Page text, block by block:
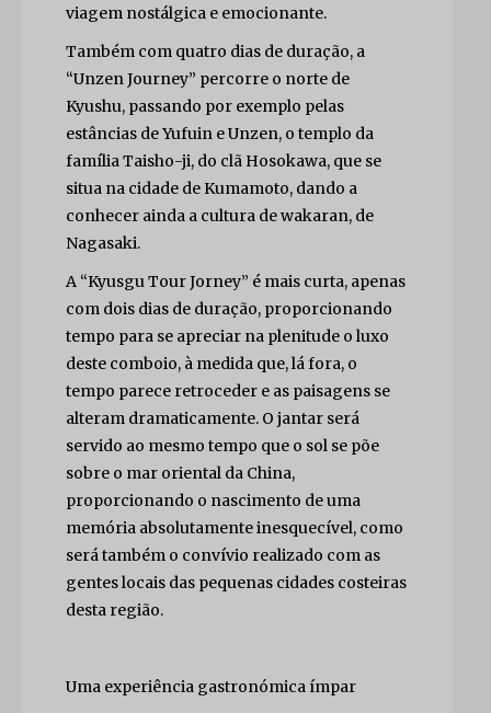
viagem nostálgica e emocionante.
Também com quatro dias de duração, a
“Unzen Journey” percorre o norte de
Kyushu, passando por exemplo pelas
estâncias de Yufuin e Unzen, o templo da
família Taisho-ji, do clã Hosokawa, que se
situa na cidade de Kumamoto, dando a
conhecer ainda a cultura de wakaran, de
Nagasaki.
A “Kyusgu Tour Jorney” é mais curta, apenas
com dois dias de duração, proporcionando
tempo para se apreciar na plenitude o luxo
deste comboio, à medida que, lá fora, o
tempo parece retroceder e as paisagens se
alteram dramaticamente. O jantar será
servido ao mesmo tempo que o sol se põe
sobre o mar oriental da China,
proporcionando o nascimento de uma
memória absolutamente inesquecível, como
será também o convívio realizado com as
gentes locais das pequenas cidades costeiras
desta região.
Uma experiência gastronómica ímpar